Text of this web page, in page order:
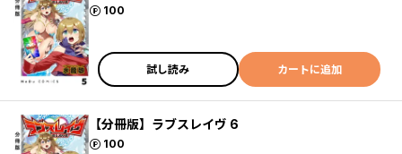
100
ポイント
試し読み カートに追加
【分冊版】ラブスレイヴ 6
100
ポイント